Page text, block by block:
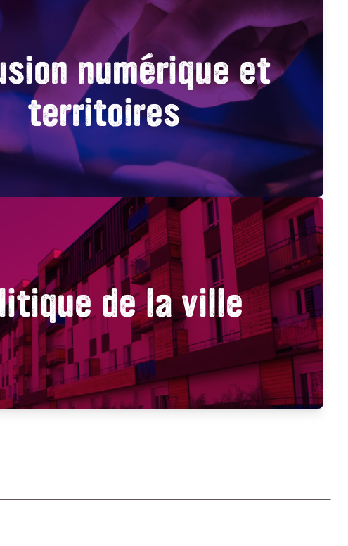
numérique et
territoires
de la ville